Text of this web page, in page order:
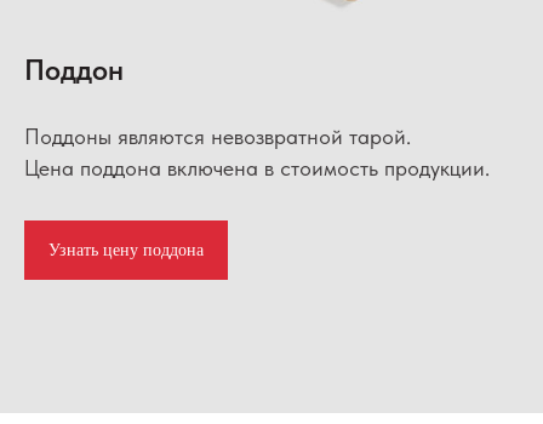
Поддон
Поддоны являются невозвратной тарой.
Цена поддона включена в стоимость продукции.
Узнать цену поддона